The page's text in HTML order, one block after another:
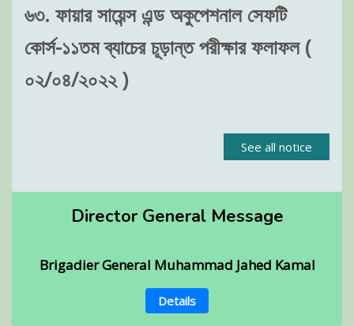
৬৩. ফায়ার সায়েন্স এন্ড অকুপেশনাল সেফটি
কোর্স-১১তম ব্যাচের চূড়ান্ত পরীক্ষার ফলাফল (
০২/০৪/২০২২ )
See all notice
Director General Message
Brigadier General Muhammad Jahed Kamal
Details